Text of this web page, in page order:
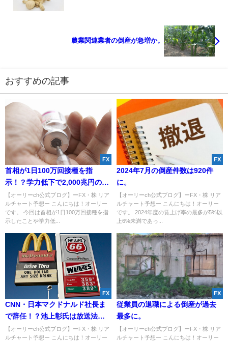
農業関連業者の倒産が急増か。
おすすめの記事
FX
首相が1日100万回接種を指
示！？学力低下で2,000兆円の経
済損失か。
【オーリーch公式ブログ】ーFX・株 リア
ルチャート予想ー こんにちは！オーリー
です。 今回は首相が1日100万回接種を指
示したことや学力低...
FX
2024年7月の倒産件数は920件
に。
【オーリーch公式ブログ】ーFX・株 リア
ルチャート予想ー こんにちは！オーリー
です。 2024年度の賃上げ率の最多が5%以
上6%未満であっ...
FX
CNN・日本マクドナルド社長ま
で辞任！？池上彰氏は放送法第
四条に違反か！？
【オーリーch公式ブログ】ーFX・株 リア
ルチャート予想ー こんにちは！オーリー
FX
従業員の退職による倒産が過去
最多に。
【オーリーch公式ブログ】ーFX・株 リア
ルチャート予想ー こんにちは！オーリー